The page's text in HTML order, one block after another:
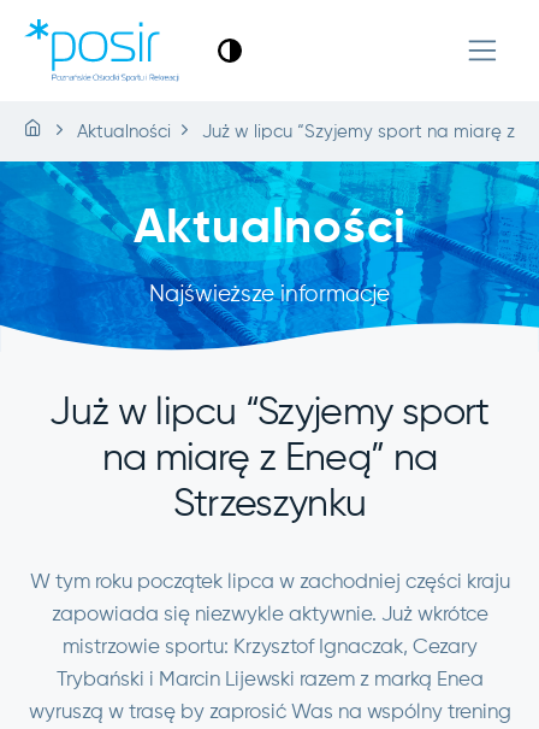
Aktualności Już w lipcu “Szyjemy sport na miarę z
Aktualności
Najświeższe informacje
Już w lipcu “Szyjemy sport
na miarę z Eneą” na
Strzeszynku
W tym roku początek lipca w zachodniej części kraju
zapowiada się niezwykle aktywnie. Już wkrótce
mistrzowie sportu: Krzysztof Ignaczak, Cezary
Trybański i Marcin Lijewski razem z marką Enea
wyruszą w trasę by zaprosić Was na wspólny trening